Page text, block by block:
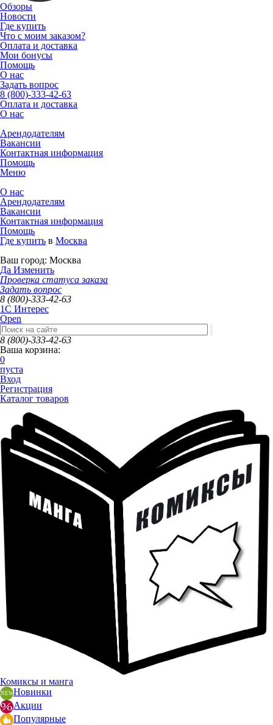
Обзоры
Новости
Где купить
Что с моим заказом?
Оплата и доставка
Мои бонусы
Помощь
О нас
Задать вопрос
8 (800)-333-42-63
Оплата и доставка
О нас
Арендодателям
Вакансии
Контактная информация
Помощь
Меню
О нас
Арендодателям
Вакансии
Контактная информация
Помощь
Где купить в Москва
Ваш город: Москва
Да Изменить
Проверка статуса заказа
Задать вопрос
8 (800)-333-42-63
1C Интерес
Open
8 (800)-333-42-63
Ваша корзина:
0
пуста
Вход
Регистрация
Каталог товаров
Комиксы и манга
Новинки
Акции
Популярные